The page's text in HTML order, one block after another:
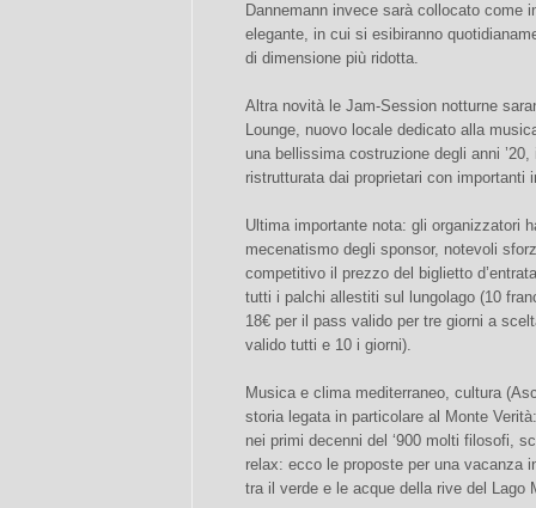
Dannemann invece sarà collocato come
elegante, in cui si esibiranno
di dimensione più ridotta.
Altra novità le Jam-Session notturne
Lounge, nuovo locale dedicato alla
una bellissima costruzione degli anni
ristrutturata dai proprietari con importanti
Ultima importante nota: gli organizzatori
mecenatismo degli sponsor, notevoli
competitivo il prezzo del biglietto
tutti i palchi allestiti sul lungolago (10
18€ per il pass valido per tre giorni a
valido tutti e 10 i giorni).
Musica e clima mediterraneo, cultura
storia legata in particolare al Monte
nei primi decenni del ‘900 molti filosofi,
relax: ecco le proposte per una vacanza
tra il verde e le acque della rive del Lago